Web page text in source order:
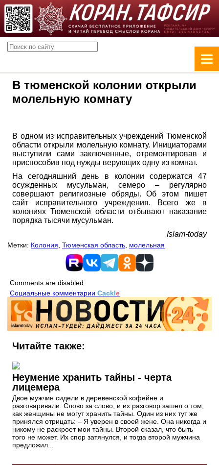
В тюменской колонии открыли
молельную комнату
В одном из исправительных учреждений Тюменской
области открыли молельную комнату. Инициаторами
выступили сами заключенные, отремонтировав и
приспособив под нужды верующих одну из комнат.
На сегодняшний день в колонии содержатся 47
осужденных мусульман, семеро – регулярно
совершают религиозные обряды. Об этом пишет
сайт исправительного учреждения. Всего же в
колониях Тюменской области отбывают наказание
порядка тысячи мусульман.
Islam-today
Метки: Колония Тюменская область молельная
Comments are disabled
Социальные комментарии Cackle
Читайте также:
Неумение хранить тайны - черта
лицемера
Двое мужчин сидели в деревенской кофейне и
разговаривали. Слово за слово, и их разговор зашел о том,
как женщины не могут хранить тайны. Один из них тут же
принялся отрицать: – Я уверен в своей жене. Она никогда и
никому не раскроет мои тайны. Второй сказал, что быть
того не может. Их спор затянулся, и тогда второй мужчина
предложил...